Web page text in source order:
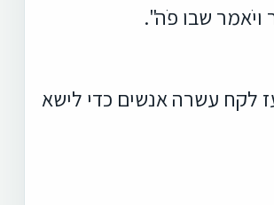
ויֹאמר שבו פֹה".
לקח עשרה אנשים כדי לישא